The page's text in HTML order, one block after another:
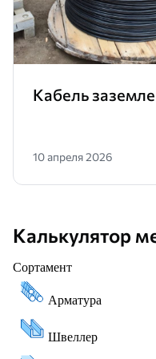
Кабель
10 апреля 2026
Калькулятор